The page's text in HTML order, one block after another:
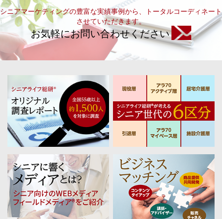
シニアマーケティングの豊富な実績事例から、トータルコーディネート
させていただきます。
お気軽にお問い合わせください